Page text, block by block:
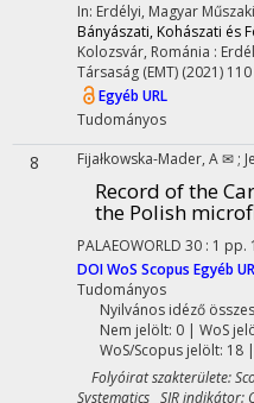
In: Erdélyi, Magyar
Bányászati, Kohászati és
Kolozsvár, Románia :
Társaság (EMT) (2021)
Egyéb URL
Tudományos
8 Fijałkowska-Mader, A ✉ ;
Record of the
the Polish
PALAEOWORLD 30 : 1 pp.
DOIWoS Scopus Egyéb
Tudományos
Nyilvános idéző
Nem jelölt: 0 | WoS
WoS/Scopus jelölt: 18
Folyóirat szakterülete:
Systematics SJR indikátor: